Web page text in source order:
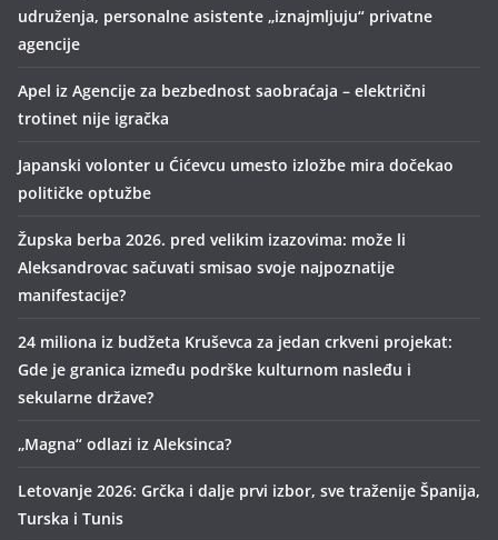
udruženja, personalne asistente „iznajmljuju“ privatne
agencije
Apel iz Agencije za bezbednost saobraćaja – električni
trotinet nije igračka
Japanski volonter u Ćićevcu umesto izložbe mira dočekao
političke optužbe
Župska berba 2026. pred velikim izazovima: može li
Aleksandrovac sačuvati smisao svoje najpoznatije
manifestacije?
24 miliona iz budžeta Kruševca za jedan crkveni projekat:
Gde je granica između podrške kulturnom nasleđu i
sekularne države?
„Magna“ odlazi iz Aleksinca?
Letovanje 2026: Grčka i dalje prvi izbor, sve traženije Španija,
Turska i Tunis